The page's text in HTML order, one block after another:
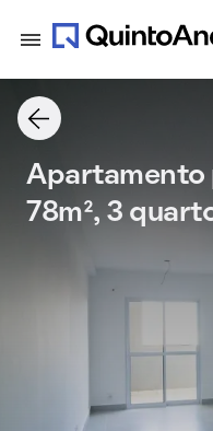
Apartamento
78m², 3